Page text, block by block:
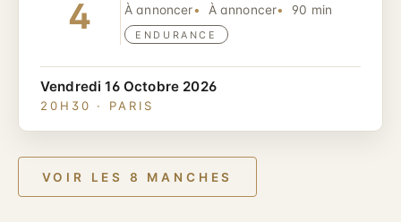
4 À annoncer À annoncer 90 min
ENDURANCE
Vendredi 16 Octobre 2026
20H30 · PARIS
VOIR LES 8 MANCHES